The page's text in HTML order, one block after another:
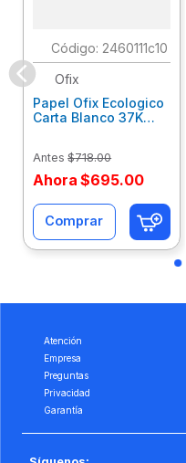
: 2460111c10
Ofix
Papel Ofix Ecologico
Carta Blanco 37K
Antes $718.00
Ahora $695.00
Comprar
Atención
Empresa
Preguntas
Privacidad
Garantía